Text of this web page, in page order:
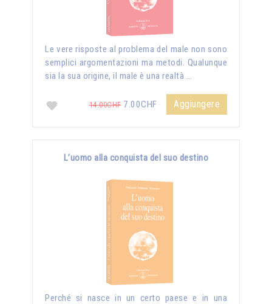
Le vere risposte al problema del male non sono
semplici argomentazioni ma metodi. Qualunque
sia la sua origine, il male è una realtà …
14.00CHF7.00CHF Aggiungere
L’uomo alla conquista del suo destino
Perché si nasce in un certo paese e in una